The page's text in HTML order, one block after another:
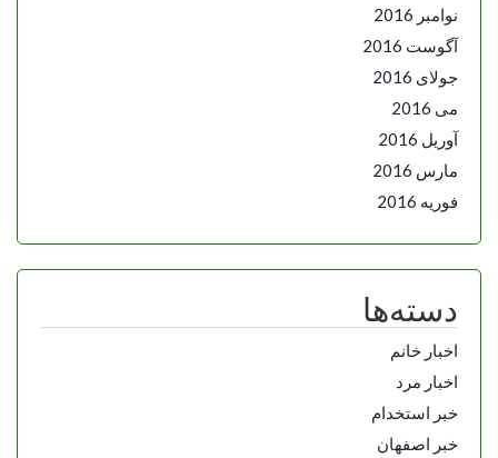
نوامبر 2016
آگوست 2016
جولای 2016
می 2016
آوریل 2016
مارس 2016
فوریه 2016
دسته‌ها
اخبار خانم
اخبار مرد
خبر استخدام
خبر اصفهان